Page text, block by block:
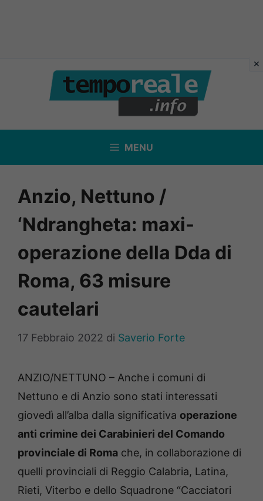
contenuto
MENU
Anzio, Nettuno /
‘Ndrangheta: maxi-
operazione della Dda di
Roma, 63 misure
cautelari
17 Febbraio 2022 di Saverio Forte
ANZIO/NETTUNO – Anche i comuni di
Nettuno e di Anzio sono stati interessati
giovedì all’alba dalla significativa operazione
anti crimine dei Carabinieri del Comando
provinciale di Roma che, in collaborazione di
quelli provinciali di Reggio Calabria, Latina,
Rieti, Viterbo e dello Squadrone “Cacciatori